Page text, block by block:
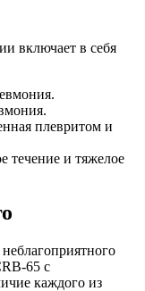
включает в себя
плевритом и
течение и тяжелое
65 с
каждого из